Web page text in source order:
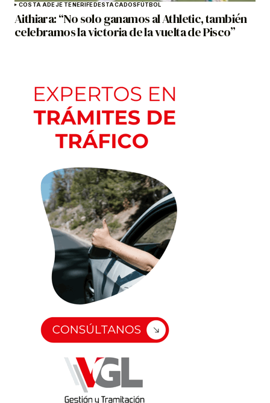
COSTA ADEJE TENERIFEDESTACADOSFÚTBOL
Aithiara: “No solo ganamos al Athletic, también
celebramos la victoria de la vuelta de Pisco”